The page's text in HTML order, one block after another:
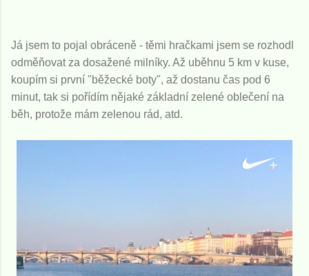
Já jsem to pojal obráceně - těmi hračkami jsem se rozhodl
odměňovat za dosažené milníky. Až uběhnu 5 km v kuse,
koupím si první "běžecké boty", až dostanu čas pod 6
minut, tak si pořídím nějaké základní zelené oblečení na
běh, protože mám zelenou rád, atd.